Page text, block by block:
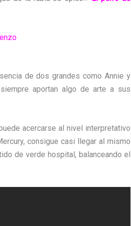
de dos grandes como Annie y
aportan algo de arte a sus
acercarse al nivel interpretativo
consigue casi llegar al mismo
de verde hospital, balanceando el